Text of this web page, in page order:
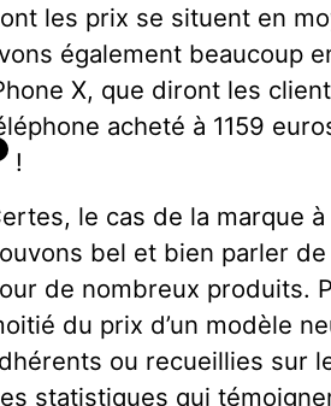
les prix se situent en
également beaucoup
X, que diront les
acheté à 1159
!
le cas de la marque
bel et bien parler
de nombreux produits.
du prix d’un modèle
ou recueillies sur
statistiques qui